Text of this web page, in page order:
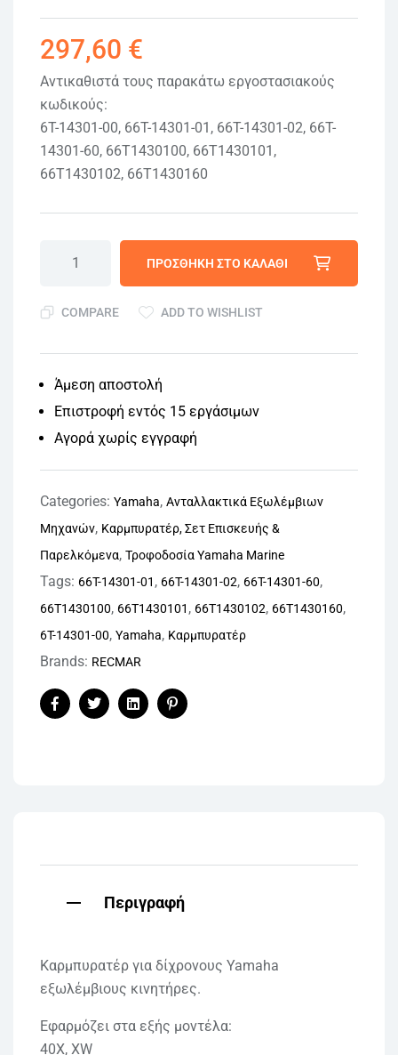
297,60 €
Αντικαθιστά τους παρακάτω εργοστασιακούς
κωδικούς:
6T-14301-00, 66T-14301-01, 66T-14301-02, 66T-
14301-60, 66T1430100, 66T1430101,
66T1430102, 66T1430160
ΠΡΟΣΘΉΚΗ ΣΤΟ ΚΑΛΆΘΙ
COMPARE ADD TO WISHLIST
Άμεση αποστολή
Επιστροφή εντός 15 εργάσιμων
Αγορά χωρίς εγγραφή
Categories: Yamaha, Ανταλλακτικά Εξωλέμβιων
Μηχανών, Καρμπυρατέρ, Σετ Επισκευής &
Παρελκόμενα, Τροφοδοσία Yamaha Marine
Tags: 66T-14301-01 , 66T-14301-02, 66T-14301-60,
66T1430100, 66T1430101 , 66T1430102, 66T1430160,
6T-14301-00, Yamaha, Καρμπυρατέρ
Brands: RECMAR
FacebookTwitterLinkedinPinterest
Περιγραφή
Καρμπυρατέρ για δίχρονους Yamaha
εξωλέμβιους κινητήρες.
Εφαρμόζει στα εξής μοντέλα:
40X, XW